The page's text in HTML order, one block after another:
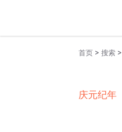
首页 > 搜索 >
庆元纪年